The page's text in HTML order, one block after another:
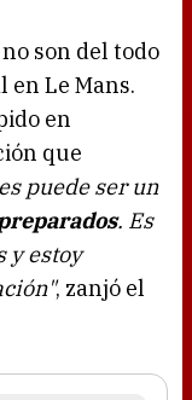
son del todo
en Le Mans.
en
que
puede ser un
. Es
y estoy
, zanjó el